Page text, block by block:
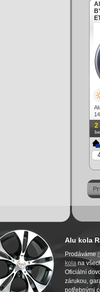
2
Alu kola
Prodáváme
kola na
Oficiální
zárukou,
potřebnými